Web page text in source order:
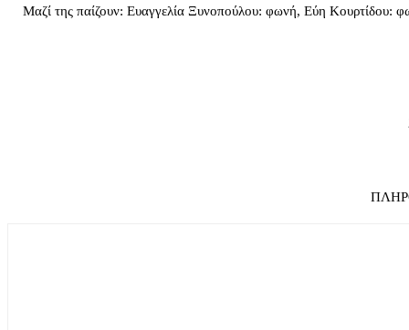
Μαζί της παίζουν: Ευαγγελία Ξυνοπούλου: φωνή, Εύη Κουρτίδου: